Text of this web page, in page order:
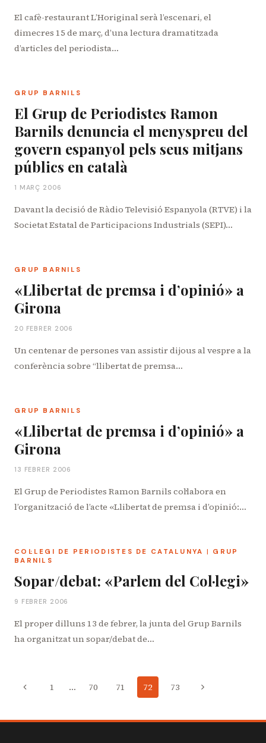
El cafè-restaurant L’Horiginal serà l’escenari, el
dimecres 15 de març, d’una lectura dramatitzada
d’articles del periodista…
GRUP BARNILS
El Grup de Periodistes Ramon
Barnils denuncia el menyspreu del
govern espanyol pels seus mitjans
públics en català
1 MARÇ 2006
Davant la decisió de Ràdio Televisió Espanyola (RTVE) i la
Societat Estatal de Participacions Industrials (SEPI)…
GRUP BARNILS
«Llibertat de premsa i d’opinió» a
Girona
20 FEBRER 2006
Un centenar de persones van assistir dijous al vespre a la
conferència sobre “llibertat de premsa…
GRUP BARNILS
«Llibertat de premsa i d’opinió» a
Girona
13 FEBRER 2006
El Grup de Periodistes Ramon Barnils col·labora en
l’organització de l’acte «Llibertat de premsa i d’opinió:…
COL·LEGI DE PERIODISTES DE CATALUNYA | GRUP
BARNILS
Sopar/debat: «Parlem del Col·legi»
9 FEBRER 2006
El proper dilluns 13 de febrer, la junta del Grup Barnils
ha organitzat un sopar/debat de…
Navegació
Pàgina 1 … 70 71 72 73
Pàgina